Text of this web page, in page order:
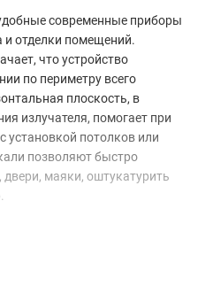
современные приборы
и отделки помещений.
что устройство
по периметру всего
плоскость, в
излучателя, помогает при
установкой потолков или
позволяют быстро
маяки, оштукатурить